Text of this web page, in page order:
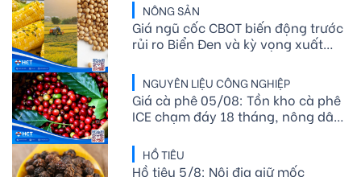
NÔNG SẢN
Giá ngũ cốc CBOT biến động trước
rủi ro Biển Đen và kỳ vọng xuất
NGUYÊN LIỆU CÔNG NGHIỆP
Giá cà phê 05/08: Tồn kho cà phê
ICE chạm đáy 18 tháng, nông dân
HỒ TIÊU
Hồ tiêu 5/8: Nội địa giữ mốc